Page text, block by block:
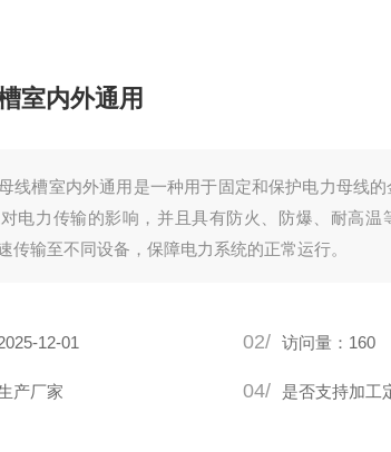
室内外通用
线槽室内外通用是一种用于固定和保护电力母线
电力传输的影响，并且具有防火、防爆、耐高温
传输至不同设备，保障电力系统的正常运行。
12-01 02/ 访问量：160
产厂家 04/ 是否支持加工